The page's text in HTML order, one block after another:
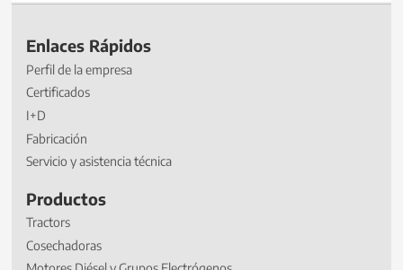
Enlaces Rápidos
Perfil de la empresa
Certificados
I+D
Fabricación
Servicio y asistencia técnica
Productos
Tractors
Cosechadoras